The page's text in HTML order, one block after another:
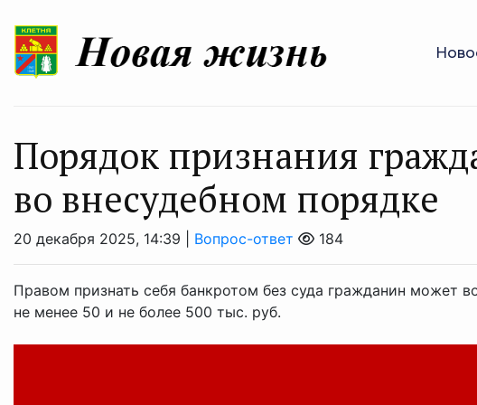
Порядок признания
во внесудебном порядке
20 декабря 2025, 14:39 | Вопрос-ответ 184
Правом признать себя банкротом без суда гражданин может
не менее 50 и не более 500 тыс. руб.